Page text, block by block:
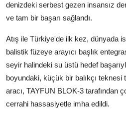
denizdeki serbest gezen insansız
ve tam bir başarı sağlandı.
Atış ile Türkiye'de ilk kez, dünyada
balistik füzeye arayıcı başlık
seyir halindeki su üstü hedef
boyundaki, küçük bir balıkçı teknesi
aracı, TAYFUN BLOK-3 tarafından
cerrahi hassasiyetle imha edildi.